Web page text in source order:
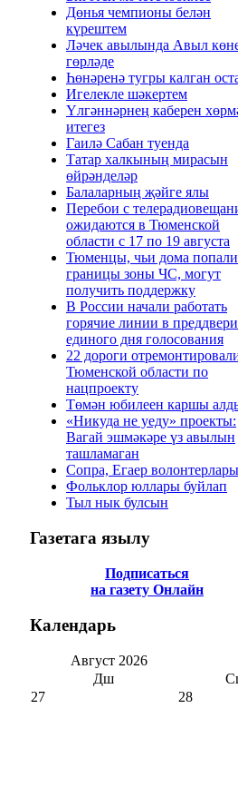
Дөнья чемпионы белән
күрештем
Ләчек авылында Авыл
гөрләде
Һөнәренә тугры калган
Игелекле шәкертем
Үлгәннәрнең каберен
итегез
Гаилә Сабан туенда
Татар халкының мирасын
өйрәнделәр
Балаларның җәйге ялы
Перебои с
ожидаются в Тюменской
области с 17 по 19 августа
Тюменцы, чьи дома
границы зоны ЧС, могут
получить поддержку
В России начали работать
горячие линии в
единого дня голосования
22 дороги
Тюменской области по
нацпроекту
Төмән юбилеен каршы
«Никуда не уеду» проекты:
Вагай эшмәкәре үз авылын
ташламаган
Сопра, Егаер волонтерлары
Фольклор юллары буйлап
Тыл нык булсын
Газетага язылу
Подписаться
на газету Онлайн
Календарь
Август 2026
Дш
27
28